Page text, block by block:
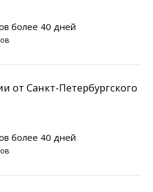
более 40 дней
от Санкт-Петербургского
более 40 дней